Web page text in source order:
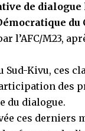
de
du
l’AFC/M23,
Sud-Kivu, ces
des
du dialogue.
ces derniers